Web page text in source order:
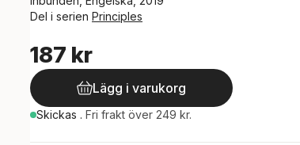
Del i serien Principles
187 kr
Lägg i varukorg
Skickas . Fri frakt över 249 kr.